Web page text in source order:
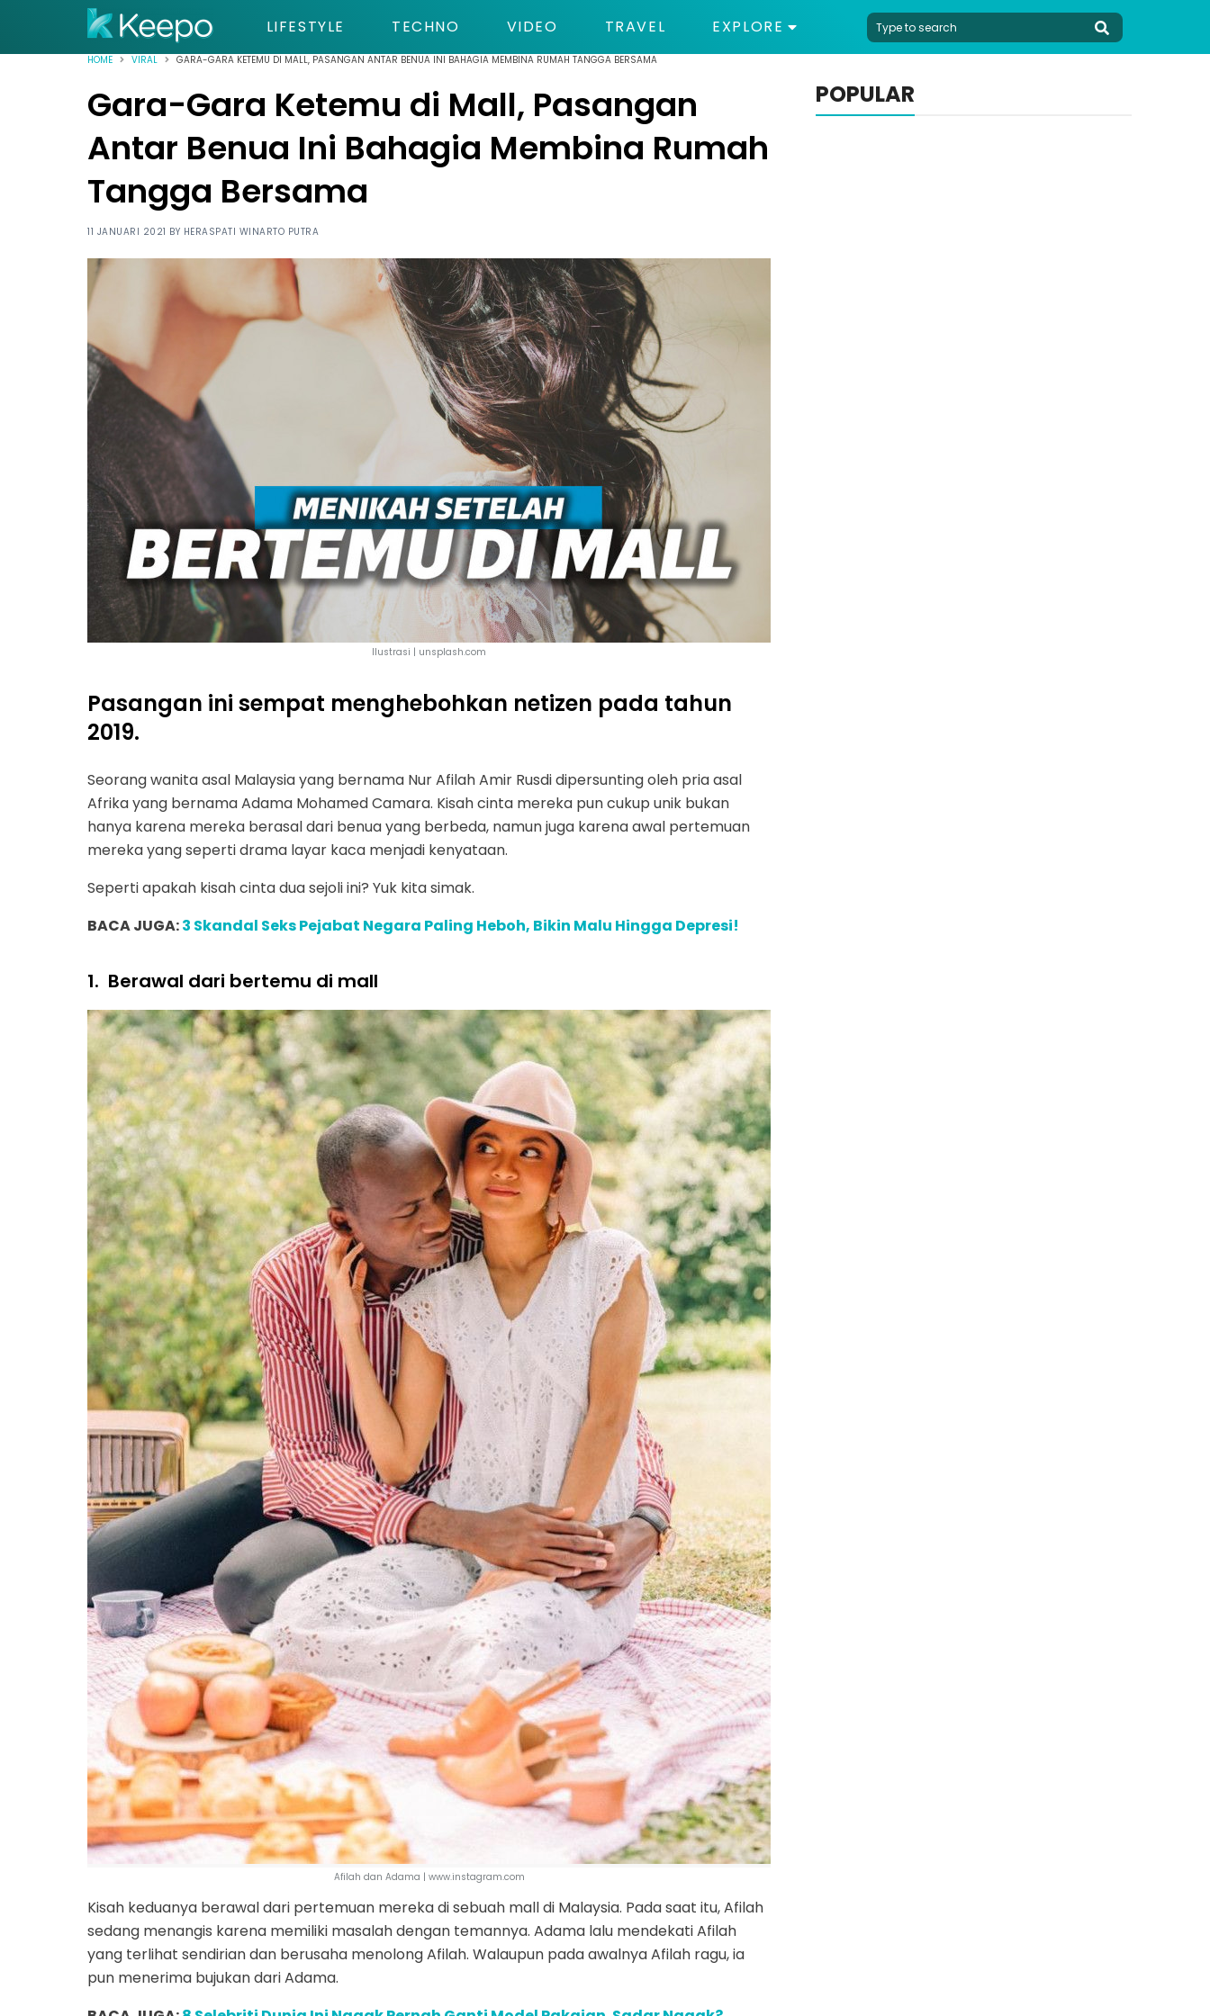
LIFESTYLE TECHNO VIDEO TRAVEL EXPLORE
HOME VIRAL GARA-GARA KETEMU DI MALL, PASANGAN ANTAR BENUA INI BAHAGIA MEMBINA RUMAH TANGGA BERSAMA
Gara-Gara Ketemu di Mall, Pasangan
Antar Benua Ini Bahagia Membina Rumah
Tangga Bersama
11 JANUARI 2021 BY HERASPATI WINARTO PUTRA
Ilustrasi | unsplash.com
Pasangan ini sempat menghebohkan netizen pada tahun
2019.
Seorang wanita asal Malaysia yang bernama Nur Afilah Amir Rusdi dipersunting oleh pria asal
Afrika yang bernama Adama Mohamed Camara. Kisah cinta mereka pun cukup unik bukan
hanya karena mereka berasal dari benua yang berbeda, namun juga karena awal pertemuan
mereka yang seperti drama layar kaca menjadi kenyataan.
Seperti apakah kisah cinta dua sejoli ini? Yuk kita simak.
BACA JUGA:3 Skandal Seks Pejabat Negara Paling Heboh, Bikin Malu Hingga Depresi!
1. Berawal dari bertemu di mall
Afilah dan Adama | www.instagram.com
Kisah keduanya berawal dari pertemuan mereka di sebuah mall di Malaysia. Pada saat itu, Afilah
sedang menangis karena memiliki masalah dengan temannya. Adama lalu mendekati Afilah
yang terlihat sendirian dan berusaha menolong Afilah. Walaupun pada awalnya Afilah ragu, ia
pun menerima bujukan dari Adama.
POPULAR